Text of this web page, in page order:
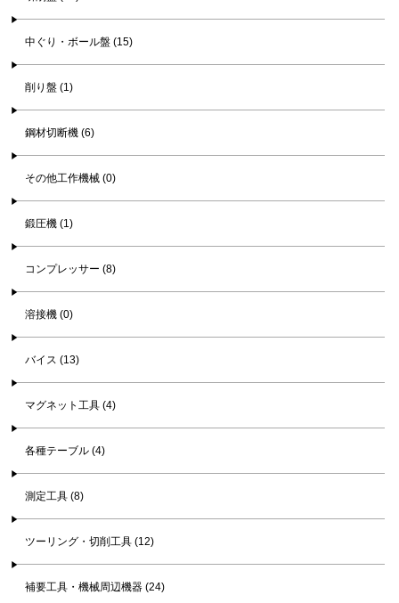
中ぐり・ボール盤 (15)
削り盤 (1)
鋼材切断機 (6)
その他工作機械 (0)
鍛圧機 (1)
コンプレッサー (8)
溶接機 (0)
バイス (13)
マグネット工具 (4)
各種テーブル (4)
測定工具 (8)
ツーリング・切削工具 (12)
補要工具・機械周辺機器 (24)